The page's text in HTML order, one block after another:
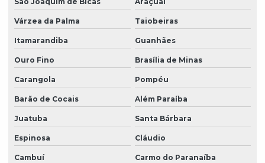
Várzea da Palma Taiobeiras
Itamarandiba Guanhães
Ouro Fino Brasília de Minas
Carangola Pompéu
Barão de Cocais Além Paraíba
Juatuba Santa Bárbara
Espinosa Cláudio
Cambuí Carmo do Paranaíba